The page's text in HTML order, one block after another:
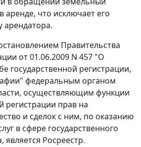
аренде, что исключает его
арендатора.
Правительства
от 01.06.2009 N 457 "О
государственной регистрации,
федеральным органом
осуществляющим функции
регистрации прав на
и сделок с ним, по оказанию
в сфере государственного
является Росреестр.